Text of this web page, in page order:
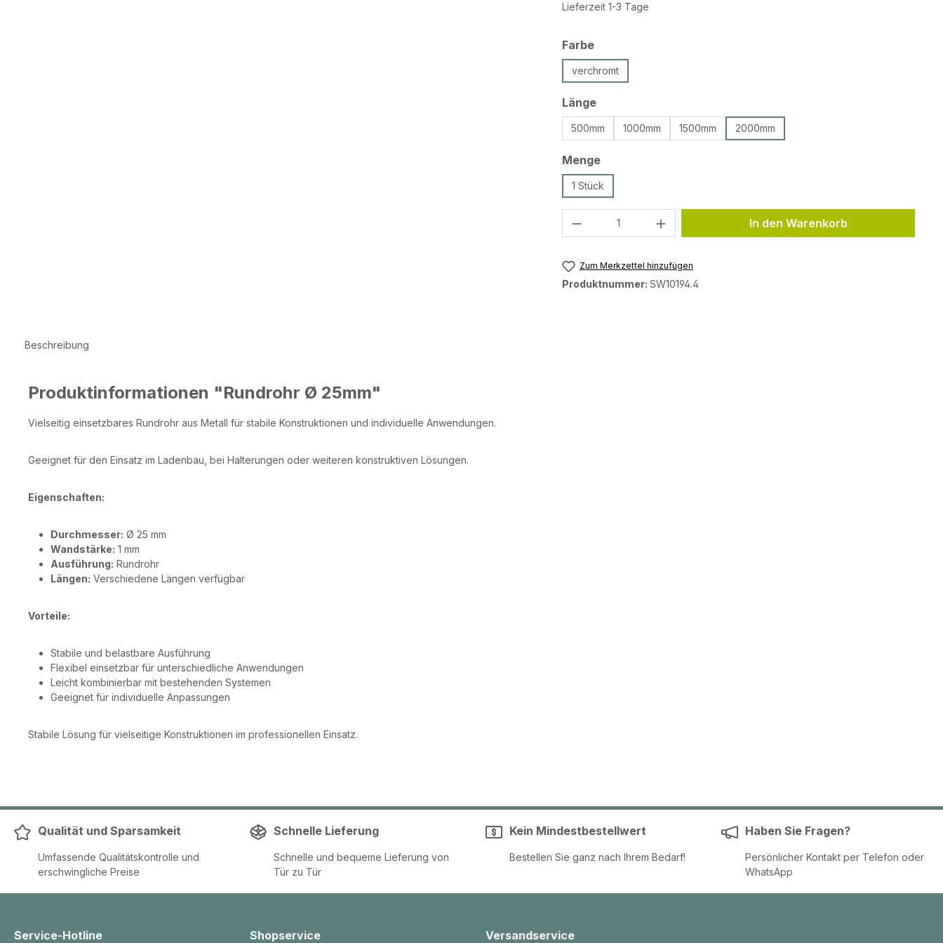
Lieferzeit 1-3 Tage
Farbeauswählen
verchromt
Längeauswählen
500mm 1000mm 1500mm 2000mm
Mengeauswählen
1 Stück
Produkt Anzahl: Gib den gewünschten Wert
In den Warenkorb
Zum Merkzettel hinzufügen
Produktnummer: SW10194.4
Beschreibung
Produktinformationen "Rundrohr Ø 25mm"
Vielseitig einsetzbares Rundrohr aus Metall für stabile Konstruktionen und individuelle Anwendungen.
Geeignet für den Einsatz im Ladenbau, bei Halterungen oder weiteren konstruktiven Lösungen.
Eigenschaften:
Durchmesser: Ø 25 mm
Wandstärke: 1 mm
Ausführung: Rundrohr
Längen: Verschiedene Längen verfügbar
Vorteile:
Stabile und belastbare Ausführung
Flexibel einsetzbar für unterschiedliche Anwendungen
Leicht kombinierbar mit bestehenden Systemen
Geeignet für individuelle Anpassungen
Stabile Lösung für vielseitige Konstruktionen im professionellen Einsatz.
Qualität und Sparsamkeit
Umfassende Qualitätskontrolle und
erschwingliche Preise
Schnelle Lieferung
Schnelle und bequeme Lieferung von
Tür zu Tür
Kein Mindestbestellwert
Bestellen Sie ganz nach Ihrem Bedarf!
Haben Sie Fragen?
Persönlicher Kontakt per Telefon oder
WhatsApp
Service-Hotline Shopservice Versandservice